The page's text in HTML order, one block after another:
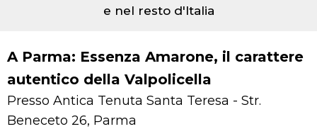
e nel resto d'Italia
A Parma: Essenza Amarone, il carattere
autentico della Valpolicella
Presso Antica Tenuta Santa Teresa - Str.
Beneceto 26, Parma